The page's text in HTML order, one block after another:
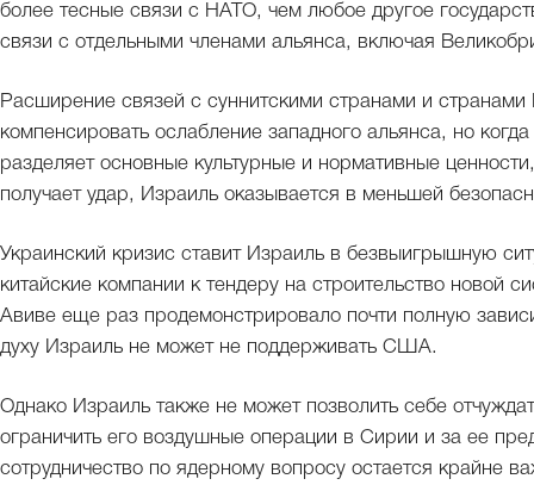
более тесные связи с НАТО, чем любое другое
связи с отдельными членами альянса, включая
Расширение связей с суннитскими странами и странами
компенсировать ослабление западного альянса, но
разделяет основные культурные и нормативные
получает удар, Израиль оказывается в меньшей
Украинский кризис ставит Израиль в безвыигрышную
китайские компании к тендеру на строительство новой
Авиве еще раз продемонстрировало почти полную
духу Израиль не может не поддерживать США.
Однако Израиль также не может позволить себе
ограничить его воздушные операции в Сирии и за ее
сотрудничество по ядерному вопросу остается крайне